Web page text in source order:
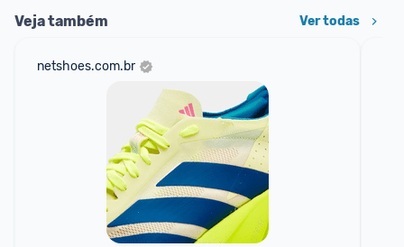
Veja também Ver todas
netshoes.com.br